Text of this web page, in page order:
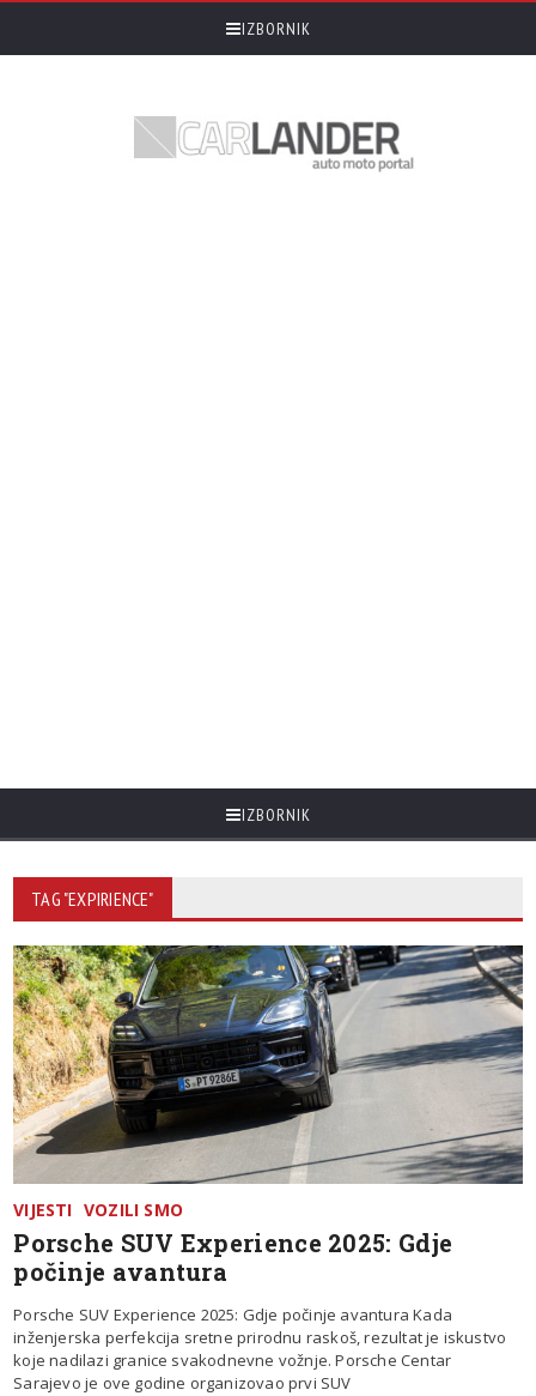
IZBORNIK
IZBORNIK
TAG "EXPIRIENCE"
VIJESTI VOZILI SMO
Porsche SUV Experience 2025: Gdje
počinje avantura
Porsche SUV Experience 2025: Gdje počinje avantura Kada
inženjerska perfekcija sretne prirodnu raskoš, rezultat je iskustvo
koje nadilazi granice svakodnevne vožnje. Porsche Centar
Sarajevo je ove godine organizovao prvi SUV